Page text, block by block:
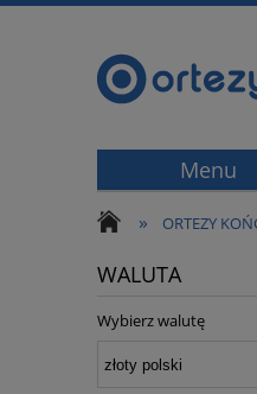
Menu
» ORTEZY
WALUTA
Wybierz walutę